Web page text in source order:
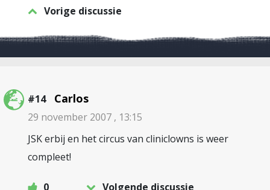
Vorige discussie
#14 Carlos
29 november 2007 , 13:15
JSK erbij en het circus van cliniclowns is weer
compleet!
0 Volgende discussie